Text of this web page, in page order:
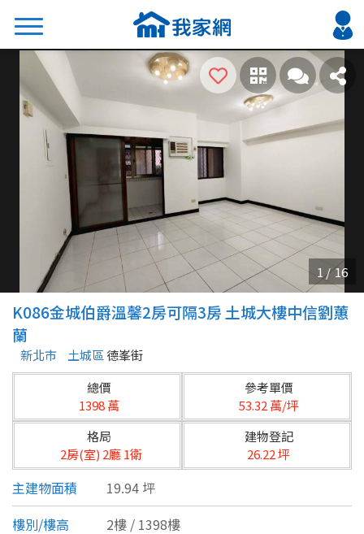
搜尋
熱門關鍵字
2026 台北降價好屋限量釋出
2026 新北降價好屋限量釋出
2026 台中降價好屋限量釋出
2026 台南降價好屋限量釋出
2026 高雄降價好屋限量釋出
縣市
台北市
基隆市
新北市
宜蘭縣
桃園市
區域
類型(可複選)
K086金城伯爵溫馨2房可隔3房 土城大樓中信劉蕙
蘭
新北市 土城區 德峯街
總價
1398 萬
參考單價
53.32 萬/坪
格局
2房(室) 2廳 1衛
建物登記
26.22 坪
主建物面積
19.94 坪
樓別/樓高
2樓 / 1398樓